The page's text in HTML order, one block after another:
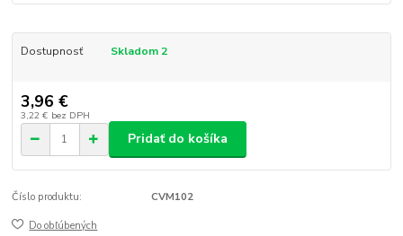
Dostupnosť Skladom 2
3,96 €
3,22 € bez DPH
Pridať do košíka
Číslo produktu: CVM102
Do obľúbených